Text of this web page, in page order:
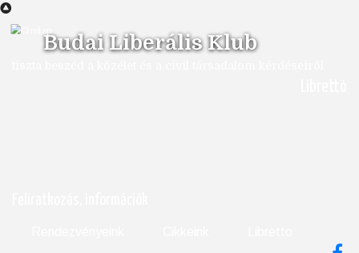
Ugrás
tartalomraBudai Liberális Klub